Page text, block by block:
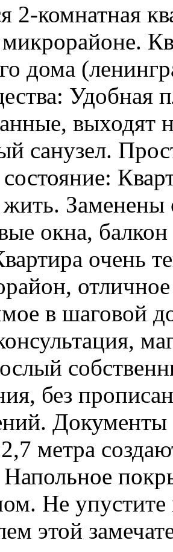
2-комнатная
дома
Удобная
выходят
санузел.
жить.
окна,
очень
в шаговой
без
Документы
метра
Не упустите
этой